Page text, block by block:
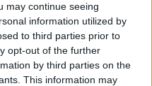
may continue seeing
information utilized by
to third parties prior to
opt-out of the further
by third parties on the
This information may